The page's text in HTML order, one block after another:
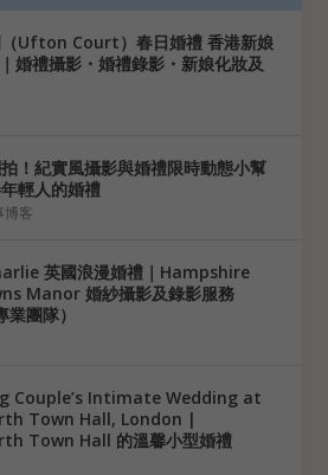
（Ufton Court）春日婚禮 香港新娘
婚禮攝影・婚禮錄影・新娘化妝及
！紀實風攝影與婚禮限時動態小幫
輕人的婚禮
博客
英國浪漫婚禮｜Hampshire
Manor 婚紗攝影及錄影服務
業團隊）
Couple’s Intimate Wedding at
Town Hall, London |
Town Hall 的溫馨小型婚禮